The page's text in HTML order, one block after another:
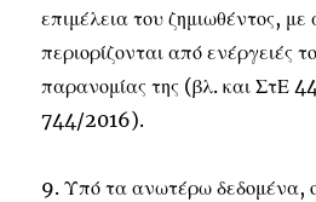
επιμέλεια του ζημιωθέντος,
περιορίζονται από ενέργειές
παρανομίας της (βλ. και ΣτΕ
744/2016).
9. Υπό τα ανωτέρω δεδομένα,